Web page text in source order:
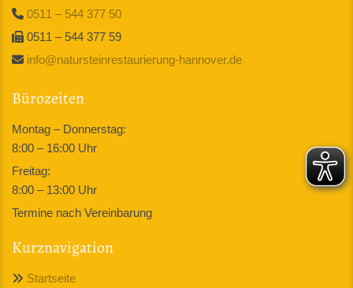
 0511 – 544 377 50
 0511 – 544 377 59
 info@natursteinrestaurierung-hannover.de
Bürozeiten
Montag – Donnerstag:
8:00 – 16:00 Uhr
Freitag:
8:00 – 13:00 Uhr
Termine nach Vereinbarung
Kurznavigation
 Startseite